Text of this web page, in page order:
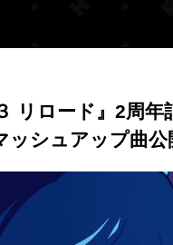
リロード』2周
ッシュアップ曲公